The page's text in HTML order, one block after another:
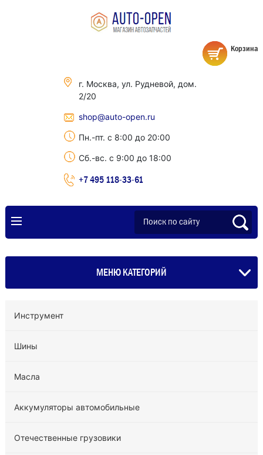
г. Москва, ул. Рудневой, дом.
2/20
shop@auto-open.ru
Пн.-пт. с 8:00 до 20:00
Сб.-вс. с 9:00 до 18:00
+7 495 118-33-61
Корзина
МЕНЮ КАТЕГОРИЙ
Инструмент
Шины
Масла
Аккумуляторы автомобильные
Отечественные грузовики